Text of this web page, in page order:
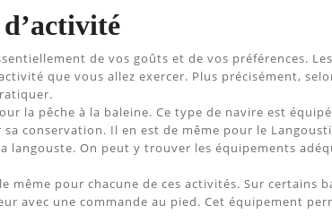
de vos goûts et de vos préférences.
que vous allez exercer. Plus précisément,
la pêche à la baleine. Ce type de navire est
conservation. Il en est de même pour le
langouste. On peut y trouver les équipements
même pour chacune de ces activités. Sur certains
avec une commande au pied. Cet équipement